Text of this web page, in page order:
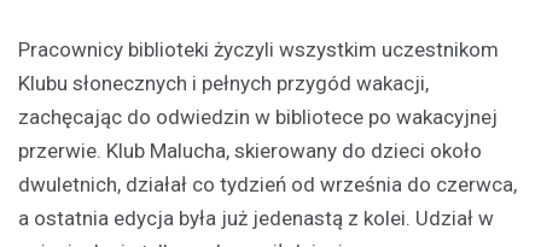
Pracownicy biblioteki życzyli wszystkim uczestnikom
Klubu słonecznych i pełnych przygód wakacji,
zachęcając do odwiedzin w bibliotece po wakacyjnej
przerwie. Klub Malucha, skierowany do dzieci około
dwuletnich, działał co tydzień od września do czerwca,
a ostatnia edycja była już jedenastą z kolei. Udział w